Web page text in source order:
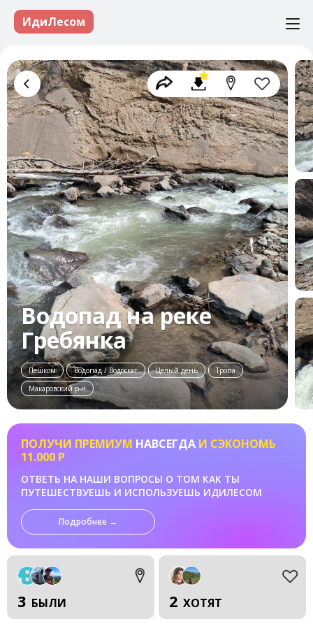
ИдиЛесом
Водопад на реке
Гребянка
Пешком Водопад / Водоскат Целый день
Тропа
Макаровский р-н
ПОЛУЧИ ПРЕМИУМ НАВСЕГДА И СЭКОНОМЬ
11.000 Р
ОТВЕТЬ НА НАШИ ВОПРОСЫ О ТОМ КАК ТЫ
ПУТЕШЕСТВУЕШЬ И ИСПОЛЬЗУЕШЬ ИДИЛЕСОМ
Подробнее →
3 БЫЛИ 2 ХОТЯТ